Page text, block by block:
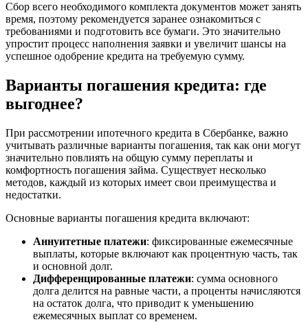
Сбор всего необходимого комплекта документов может занять
время, поэтому рекомендуется заранее ознакомиться с
требованиями и подготовить все бумаги. Это значительно
упростит процесс наполнения заявки и увеличит шансы на
успешное одобрение кредита на требуемую сумму.
Варианты погашения кредита: где
выгоднее?
При рассмотрении ипотечного кредита в Сбербанке, важно
учитывать различные варианты погашения, так как они могут
значительно повлиять на общую сумму переплаты и
комфортность погашения займа. Существует несколько
методов, каждый из которых имеет свои преимущества и
недостатки.
Основные варианты погашения кредита включают:
Аннуитетные платежи: фиксированные ежемесячные
выплаты, которые включают как процентную часть, так
и основной долг.
Дифференцированные платежи: сумма основного
долга делится на равные части, а проценты начисляются
на остаток долга, что приводит к уменьшению
ежемесячных выплат со временем.